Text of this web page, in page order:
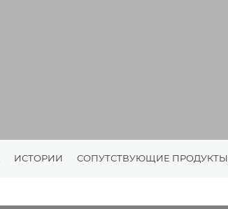
ИСТОРИИ СОПУТСТВУЮЩИЕ ПРОДУКТЫ